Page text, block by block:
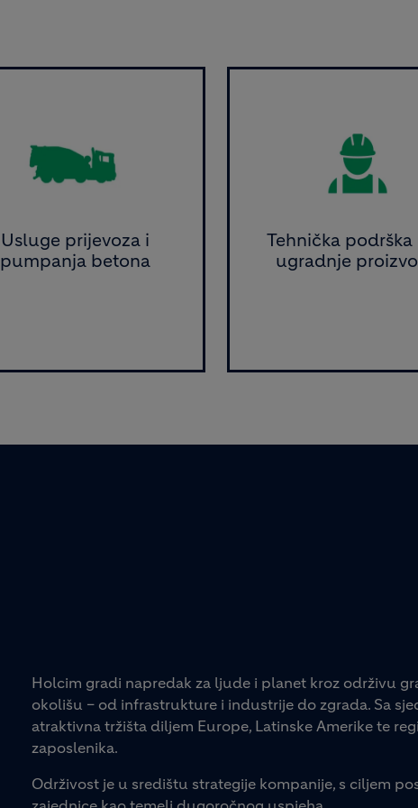
Usluge prijevoza i
pumpanja betona
Tehnička podrška
ugradnje
Holcim gradi napredak za ljude i planet kroz održivu
okolišu – od infrastrukture i industrije do zgrada. Sa
atraktivna tržišta diljem Europe, Latinske Amerike te
zaposlenika.
Održivost je u središtu strategije kompanije, s ciljem